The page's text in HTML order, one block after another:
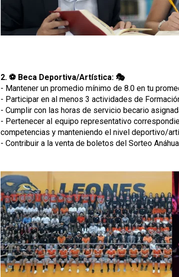
2. ⚽ Beca Deportiva/Artística: 🎭
- Mantener un promedio mínimo de 8.0 en tu
- Participar en al menos 3 actividades de
- Cumplir con las horas de servicio becario
- Pertenecer al equipo representativo
competencias y manteniendo el nivel deportivo/
- Contribuir a la venta de boletos del Sorteo